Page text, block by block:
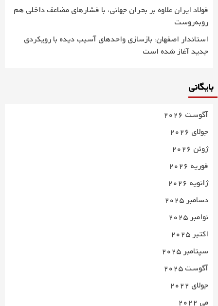
فولاد ایران علاوه بر بحران جهانی، با فشارهای مضاعف داخلی هم
روبه‌روست
استاندار اصفهان: بازسازی واحدهای آسیب دیده با رویکردی
جدید آغاز شده است
بایگانی
آگوست 2026
جولای 2026
ژوئن 2026
فوریه 2026
ژانویه 2026
دسامبر 2025
نوامبر 2025
اکتبر 2025
سپتامبر 2025
آگوست 2025
جولای 2022
می 2022